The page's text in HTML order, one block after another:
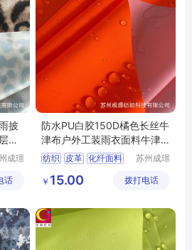
披
面
成璟
公司
话
防水PU白胶150D橘色长丝牛
津布户外工装雨衣面料牛津
布
纺织 皮革 化纤面料
苏州成璟
有限公司
￥ 15.00 拨打电话